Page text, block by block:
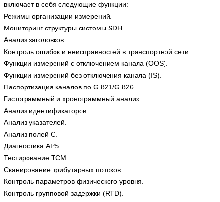
включает в себя следующие функции:
Режимы организации измерений.
Мониторинг структуры системы SDH.
Анализ заголовков.
Контроль ошибок и неисправностей в транспортной сети.
Функции измерений с отключением канала (OOS).
Функции измерений без отключения канала (IS).
Паспортизация каналов по G.821/G.826.
Гистограммный и хронограммный анализ.
Анализ идентификаторов.
Анализ указателей.
Анализ полей C.
Диагностика APS.
Тестирование TCM.
Сканирование трибутарных потоков.
Контроль параметров физического уровня.
Контроль групповой задержки (RTD).